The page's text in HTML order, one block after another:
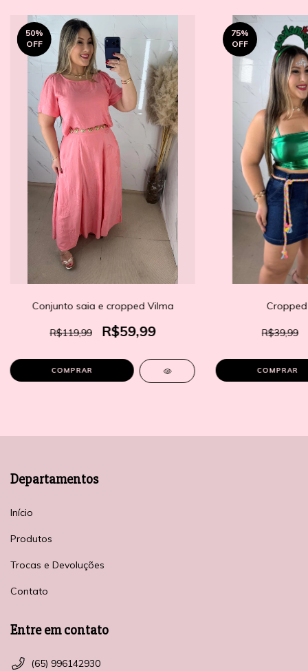
50%
OFF
Conjunto saia e cropped Vilma
R$119,99 R$59,99
COMPRAR
75%
OFF
R$39,99
COMPRAR
Departamentos
Início
Produtos
Trocas e Devoluções
Contato
Entre em contato
(65) 996142930